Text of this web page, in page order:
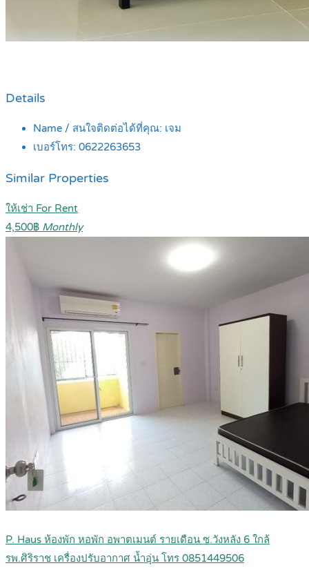
Details
Name / สนใจติดต่อได้ที่คุณ: เจม
เบอร์โทร: 0622263653
Similar Properties
ให้เช่า For Rent
4,500฿ Monthly
P. Haus ห้องพัก หอพัก อพาตเมนต์ รายเดือน ซ.วังหลัง 6 ใกล้
รพ.ศิริราช เครื่องปรับอากาศ น้ำอุ่น โทร 0851449506